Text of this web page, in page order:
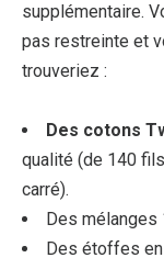
supplémentaire.
pas restreinte et
trouveriez :
Des cotons
qualité (de 140
carré).
Des mélanges
Des étoffes en